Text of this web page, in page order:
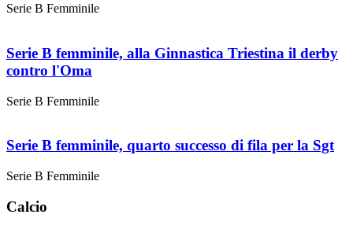
Serie B Femminile
Serie B femminile, alla Ginnastica Triestina il derby
contro l'Oma
Serie B Femminile
Serie B femminile, quarto successo di fila per la Sgt
Serie B Femminile
Calcio